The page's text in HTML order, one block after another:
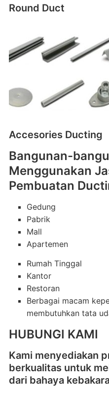
Round Duct
Accesories Ducting
Bangunan-
Menggunakan
Pembuatan
Gedung
Pabrik
Mall
Apartemen
Rumah Tinggal
Kantor
Restoran
Berbagai macam
membutuhkan tata
HUBUNGI KAMI
Kami menyediakan
berkualitas untuk
dari bahaya